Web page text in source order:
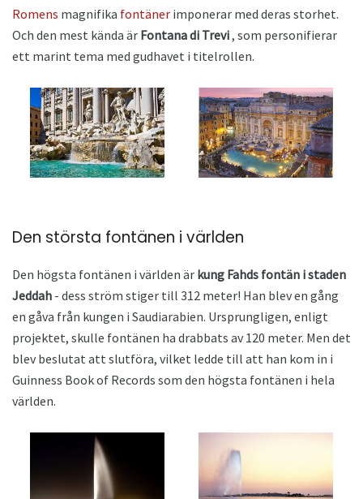
Romens magnifika fontäner imponerar med deras storhet.
Och den mest kända är Fontana di Trevi, som personifierar
ett marint tema med gudhavet i titelrollen.
Den största fontänen i världen
Den högsta fontänen i världen är kung Fahds fontän i staden
Jeddah - dess ström stiger till 312 meter! Han blev en gång
en gåva från kungen i Saudiarabien. Ursprungligen, enligt
projektet, skulle fontänen ha drabbats av 120 meter. Men det
blev beslutat att slutföra, vilket ledde till att han kom in i
Guinness Book of Records som den högsta fontänen i hela
världen.